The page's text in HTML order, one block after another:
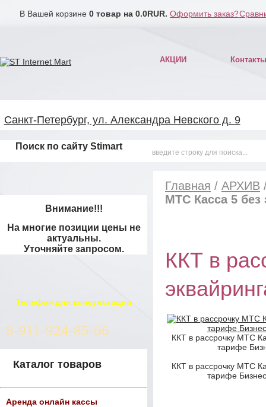
В Вашей корзине 0 товар на 0.0RUR. Оформить заказ?
АКЦИИ Контакты
Санкт-Петербург, ул. Александра Невского д. 9
Поиск по сайту Stimart
Внимание!!!
На многие позиции цены не
актуальны.
Уточняйте запросом.
Телефон для консультации
8-911-924-85-66
Каталог товаров
Аренда онлайн кассы
Главная / АРХИВ
МТС Касса 5 без
ККТ в
ККТ в рассрочку МТС
тарифе
ККТ в рассрочку МТС
тарифе